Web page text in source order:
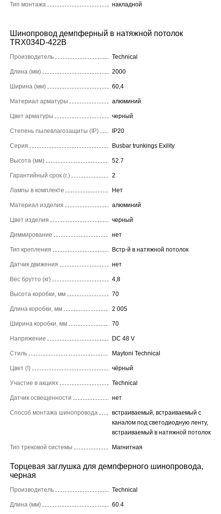
Тип монтажа накладной
Шинопровод демпферный в натяжной потолок
TRX034D-422B
Производитель Technical
Длина (мм) 2000
Ширина (мм) 60,4
Материал арматуры алюминий
Цвет арматуры черный
Степень пылевлагозащиты (IP) IP20
Серия Busbar trunkings Exility
Высота (мм) 52.7
Гарантийный срок (г.) 2
Лампы в комплекте Нет
Материал изделия алюминий
Цвет изделия черный
Диммирование нет
Тип крепления Встр-й в натяжной потолок
Датчик движения нет
Вес брутто (кг) 4,8
Высота коробки, мм 70
Длина коробки, мм 2 005
Ширина коробки, мм 70
Напряжение DC 48 V
Стиль Maytoni Technical
Цвет (!) чёрный
Участие в акциях Technical
Датчик освещенности нет
Способ монтажа шинопровода
встраиваемый, встраиваемый с
каналом под светодиодную ленту,
встраиваемый в натяжной потолок
Тип трековой системы Магнитная
Торцевая заглушка для демпферного шинопровода,
черная
Производитель Technical
Длина (мм) 60.4